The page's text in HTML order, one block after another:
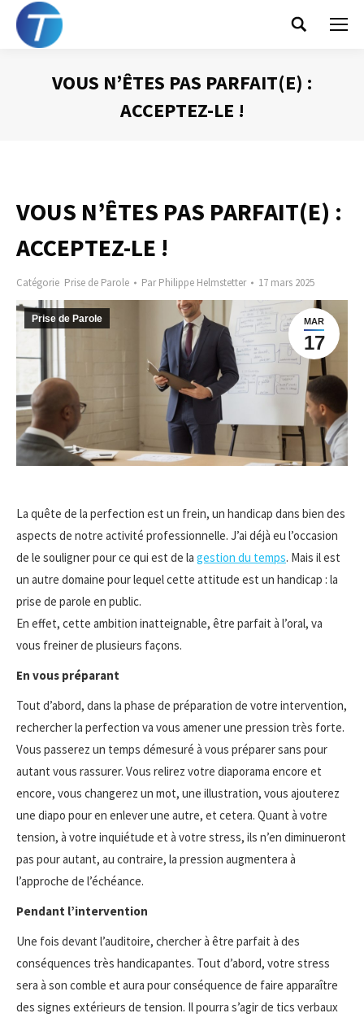
Search:
VOUS N’ÊTES PAS PARFAIT(E) :
ACCEPTEZ-LE !
VOUS N’ÊTES PAS PARFAIT(E) :
ACCEPTEZ-LE !
Catégorie Prise de Parole ParPhilippe Helmstetter 17 mars 2025
MAR
17
Prise de Parole
La quête de la perfection est un frein, un handicap dans bien des
aspects de notre activité professionnelle. J’ai déjà eu l’occasion
de le souligner pour ce qui est de la gestion du temps. Mais il est
un autre domaine pour lequel cette attitude est un handicap : la
prise de parole en public.
En effet, cette ambition inatteignable, être parfait à l’oral, va
vous freiner de plusieurs façons.
En vous préparant
Tout d’abord, dans la phase de préparation de votre intervention,
rechercher la perfection va vous amener une pression très forte.
Vous passerez un temps démesuré à vous préparer sans pour
autant vous rassurer. Vous relirez votre diaporama encore et
encore, vous changerez un mot, une illustration, vous ajouterez
une diapo pour en enlever une autre, et cetera. Quant à votre
tension, à votre inquiétude et à votre stress, ils n’en diminueront
pas pour autant, au contraire, la pression augmentera à
l’approche de l’échéance.
Pendant l’intervention
Une fois devant l’auditoire, chercher à être parfait à des
conséquences très handicapantes. Tout d’abord, votre stress
sera à son comble et aura pour conséquence de faire apparaître
des signes extérieurs de tension. Il pourra s’agir de tics verbaux